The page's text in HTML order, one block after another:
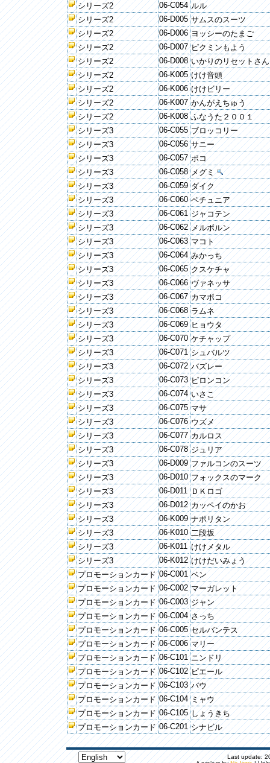
シリーズ2
06-C054 ルル
シリーズ2
06-D005 サムスのスーツ
シリーズ2
06-D006 ヨッシーのたまご
シリーズ2
06-D007 ピクミンもよう
シリーズ2
06-D008 いかりのリセットさん
シリーズ2
06-K005 けけ音頭
シリーズ2
06-K006 けけビリー
シリーズ2
06-K007 かんがえちゅう
シリーズ2
06-K008 ふなうた２００１
シリーズ3
06-C055 ブロッコリー
シリーズ3
06-C056 サニー
シリーズ3
06-C057 ポコ
シリーズ3
06-C058 メグミ
シリーズ3
06-C059 ダイク
シリーズ3
06-C060 ペチュニア
シリーズ3
06-C061 ジャコテン
シリーズ3
06-C062 メルボルン
シリーズ3
06-C063 マコト
シリーズ3
06-C064 みかっち
シリーズ3
06-C065 クスケチャ
シリーズ3
06-C066 ヴァネッサ
シリーズ3
06-C067 カマボコ
シリーズ3
06-C068 ラムネ
シリーズ3
06-C069 ヒョウタ
シリーズ3
06-C070 ケチャップ
シリーズ3
06-C071 シュバルツ
シリーズ3
06-C072 バズレー
シリーズ3
06-C073 ピロンコン
シリーズ3
06-C074 いさこ
シリーズ3
06-C075 マサ
シリーズ3
06-C076 ウズメ
シリーズ3
06-C077 カルロス
シリーズ3
06-C078 ジュリア
シリーズ3
06-D009 ファルコンのスーツ
シリーズ3
06-D010 フォックスのマーク
シリーズ3
06-D011 ＤＫロゴ
シリーズ3
06-D012 カッペイのかお
シリーズ3
06-K009 ナポリタン
シリーズ3
06-K010 二段坂
シリーズ3
06-K011 けけメタル
シリーズ3
06-K012 けけだいみょう
プロモーションカード 06-C001 ベン
プロモーションカード 06-C002 マーガレット
プロモーションカード 06-C003 ジャン
プロモーションカード 06-C004 さっち
プロモーションカード 06-C005 セルバンテス
プロモーションカード 06-C006 マリー
プロモーションカード 06-C101 ニンドリ
プロモーションカード 06-C102 ピエール
プロモーションカード 06-C103 バウ
プロモーションカード 06-C104 ミャウ
プロモーションカード 06-C105 しょうきち
プロモーションカード 06-C201 シナビル
Last update: